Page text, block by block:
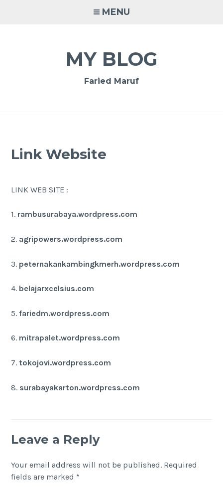
MENU
MY BLOG
Faried Maruf
Link Website
LINK WEB SITE :
1. rambusurabaya.wordpress.com
2. agripowers.wordpress.com
3. peternakankambingkmerh.wordpress.com
4. belajarxcelsius.com
5.fariedm.wordpress.com
6. mitrapalet.wordpress.com
7. tokojovi.wordpress.com
8. surabayakarton.wordpress.com
Leave a Reply
Your email address will not be published. Required
fields are marked *